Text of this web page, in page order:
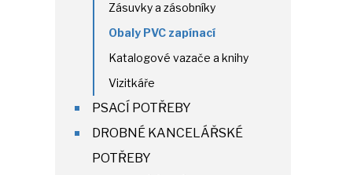
Zásuvky a zásobníky
Obaly PVC zapínací
Katalogové vazače a knihy
Vizitkáře
PSACÍ POTŘEBY
DROBNÉ KANCELÁŘSKÉ
POTŘEBY